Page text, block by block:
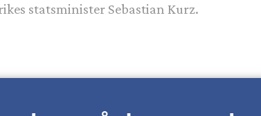
statsminister Sebastian Kurz.